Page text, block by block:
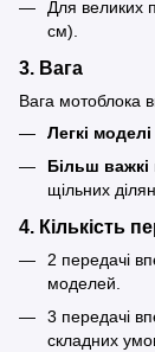
Для великих
см).
3. Вага
Вага мотоблока
Легкі моделі
Більш важкі
щільних
4. Кількість
2 передачі
моделей.
3 передачі
складних